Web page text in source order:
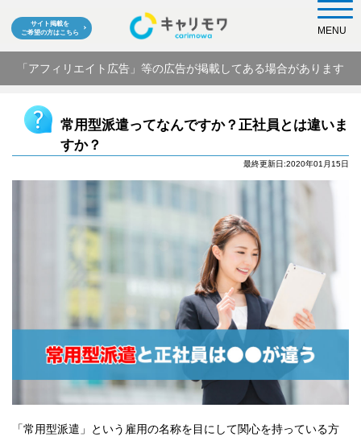
サイト掲載を
ご希望の方はこちら
「アフィリエイト広告」等の広告が掲載してある場合があります
MENU
常用型派遣ってなんですか？正社員とは違いま
すか？
最終更新日:2020年01月15日
「常用型派遣」という雇用の名称を目にして関心を持っている方